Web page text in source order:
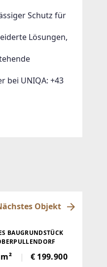
Schutz für
Lösungen,
bei UNIQA: +43
Objekt
BAUGRUNDSTÜCK N
€ 199.900